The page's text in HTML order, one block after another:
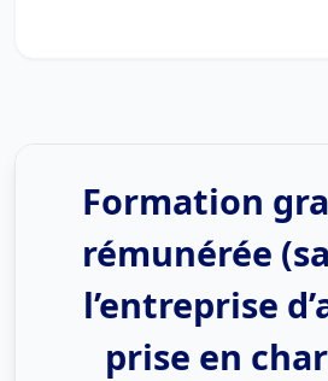
Formation
rémunérée
l’entreprise
prise en